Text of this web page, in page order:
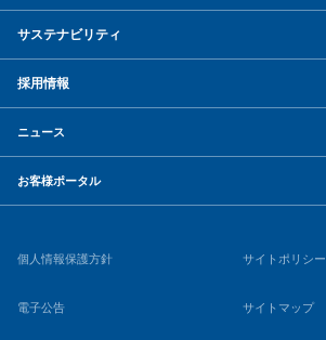
サステナビリティ
採用情報
ニュース
お客様ポータル
個人情報保護方針 サイトポリシー
電子公告 サイトマップ